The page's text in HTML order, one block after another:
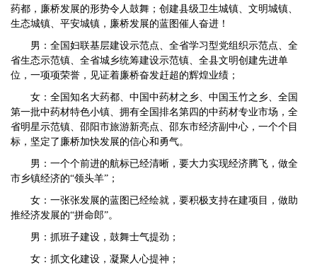
药都，廉桥发展的形势令人鼓舞；创建县级卫生城镇、文明城镇、
生态城镇、平安城镇，廉桥发展的蓝图催人奋进！
男：全国妇联基层建设示范点、全省学习型党组织示范点、全
省生态示范镇、全省城乡统筹建设示范镇、全县文明创建先进单
位，一项项荣誉，见证着廉桥奋发赶超的辉煌业绩；
女：全国知名大药都、中国中药材之乡、中国玉竹之乡、全国
第一批中药材特色小镇、拥有全国排名第四的中药材专业市场，全
省明星示范镇、邵阳市旅游新亮点、邵东市经济副中心，一个个目
标，坚定了廉桥加快发展的信心和勇气。
男：一个个前进的航标已经清晰，要大力实现经济腾飞，做全
市乡镇经济的“领头羊”；
女：一张张发展的蓝图已经绘就，要积极支持在建项目，做助
推经济发展的“拼命郎”。
男：抓班子建设，鼓舞士气提劲；
女：抓文化建设，凝聚人心提神；